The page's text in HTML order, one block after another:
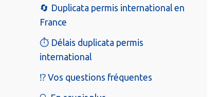
🔄 Duplicata permis international en
France
⏱️ Délais duplicata permis
international
⁉️ Vos questions fréquentes